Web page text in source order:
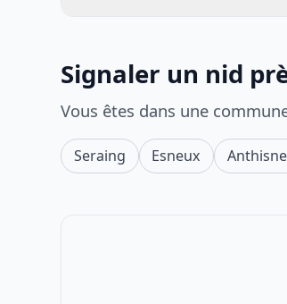
Signaler un nid
Vous êtes dans une
Seraing Esneux